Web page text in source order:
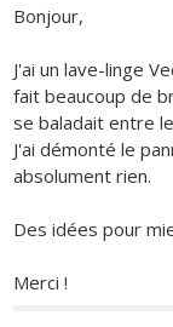
Bonjour,
J'ai un lave-linge
fait beaucoup de
se baladait entre
J'ai démonté le
absolument rien.
Des idées pour
Merci !